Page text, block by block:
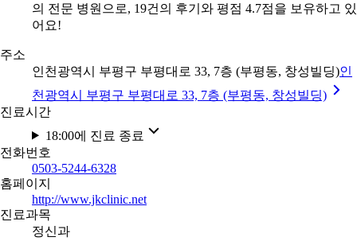
의 전문 병원으로, 19건의 후기와 평점 4.7점을 보유하고 있
어요!
주소
인천광역시 부평구 부평대로 33, 7층 (부평동, 창성빌딩)인
천광역시 부평구 부평대로 33, 7층 (부평동, 창성빌딩)
진료시간
18:00에 진료 종료
전화번호
0503-5244-6328
홈페이지
http://www.jkclinic.net
진료과목
정신과